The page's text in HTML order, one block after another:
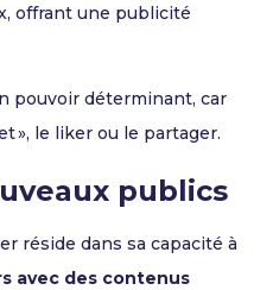
offrant une publicité
pouvoir déterminant, car
», le liker ou le partager.
publics
réside dans sa capacité à
avec des contenus